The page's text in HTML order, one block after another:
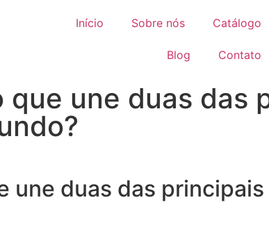
Início Sobre nós Catálogo
Blog Contato
que une duas das
une duas das